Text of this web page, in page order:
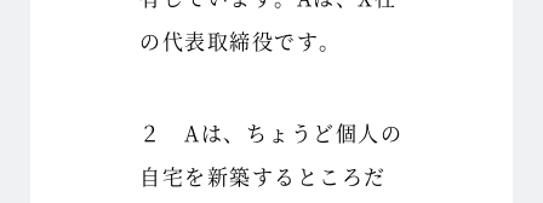
の代表取締役です。
２ Aは、ちょうど個人の
自宅を新築するところだ